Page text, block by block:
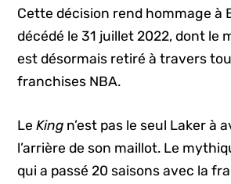
Cette décision rend hommage à
décédé le 31 juillet 2022, dont le
est désormais retiré à travers
franchises NBA.
LeKing n’est pas le seul Laker à
l’arrière de son maillot. Le
qui a passé 20 saisons avec la